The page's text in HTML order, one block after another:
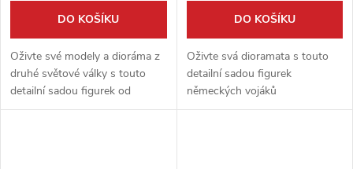
DO KOŠÍKU
Oživte své modely a dioráma z
druhé světové války s touto
detailní sadou figurek od
Miniartu! V měřítku 1:48
DO KOŠÍKU
Oživte svá dioramata s touto
detailní sadou figurek
německých vojáků
Wehrmachtu s vojenskými koly.